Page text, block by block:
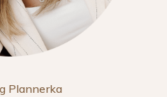
Plannerka